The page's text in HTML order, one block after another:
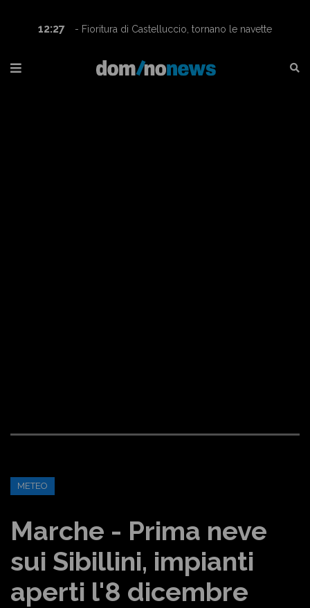
12:27
- Fioritura di Castelluccio, tornano le navette
METEO
Marche - Prima neve
sui Sibillini, impianti
aperti l'8 dicembre